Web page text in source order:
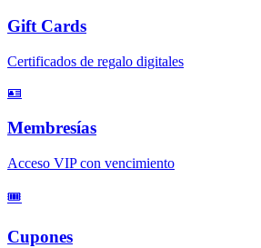
Gift Cards
Certificados de regalo digitales
🪪
Membresías
Acceso VIP con vencimiento
🎟️
Cupones